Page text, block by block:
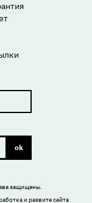
ok
защищены.
и развите сайта